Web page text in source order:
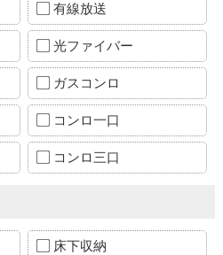
有線放送
光ファイバー
ガスコンロ
コンロ一口
コンロ三口
床下収納